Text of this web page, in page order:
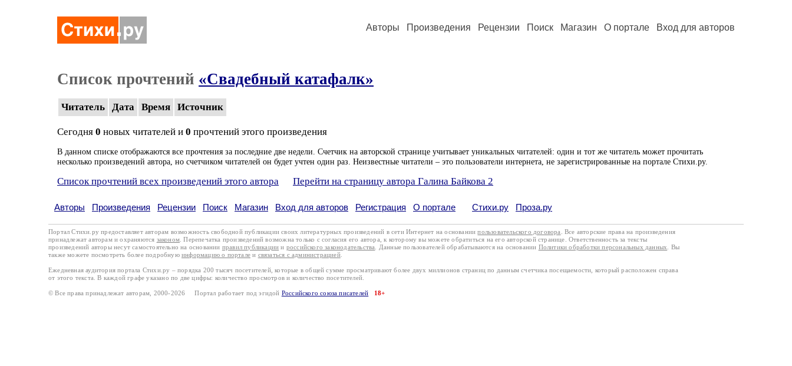
Авторы Произведения Рецензии Поиск Магазин О портале Вход для авторов
Список прочтений «Свадебный катафалк»
Читатель Дата Время Источник
Сегодня 0 новых читателей и 0 прочтений этого произведения
В данном списке отображаются все прочтения за последние две недели. Счетчик на авторской странице учитывает уникальных читателей: один и тот же читатель может прочитать
несколько произведений автора, но счетчиком читателей он будет учтен один раз. Неизвестные читатели – это пользователи интернета, не зарегистрированные на портале Стихи.ру.
Список прочтений всех произведений этого автора Перейти на страницу автора Галина Байкова 2
Авторы Произведения Рецензии Поиск Магазин Вход для авторов Регистрация О портале Стихи.ру Проза.ру
Портал Стихи.ру предоставляет авторам возможность свободной публикации своих литературных произведений в сети Интернет на основаниипользовательского договора
. Все авторские права на произведения
принадлежат авторам и охраняются законом . Перепечатка произведений возможна только с согласия его автора, к которому вы можете обратиться на его авторской странице. Ответственность за тексты
произведений авторы несут самостоятельно на основании правил публикации и российского законодательства . Данные пользователей обрабатываются на основании Политики обработки персональных данных
. Вы
также можете посмотреть более подробную информацию о портале и связаться с администрацией.
Ежедневная аудитория портала Стихи.ру – порядка 200 тысяч посетителей, которые в общей сумме просматривают более двух миллионов страниц по данным счетчика посещаемости, который расположен справа
от этого текста. В каждой графе указано по две цифры: количество просмотров и количество посетителей.
© Все права принадлежат авторам, 2000-2026 Портал работает под эгидой Российского союза писателей 18+